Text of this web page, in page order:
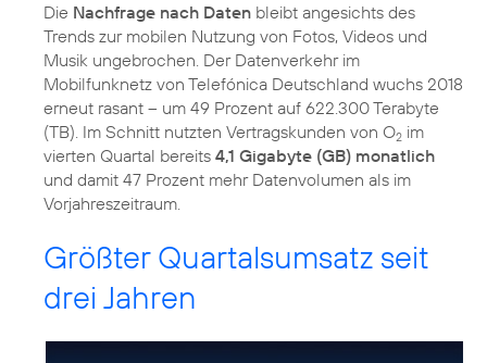
Die Nachfrage nach Daten bleibt angesichts des
Trends zur mobilen Nutzung von Fotos, Videos und
Musik ungebrochen. Der Datenverkehr im
Mobilfunknetz von Telefónica Deutschland wuchs 2018
erneut rasant – um 49 Prozent auf 622.300 Terabyte
(TB). Im Schnitt nutzten Vertragskunden von O2 im
vierten Quartal bereits 4,1 Gigabyte (GB) monatlich
und damit 47 Prozent mehr Datenvolumen als im
Vorjahreszeitraum.
Größter Quartalsumsatz seit
drei Jahren